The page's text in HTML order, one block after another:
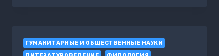
ГУМАНИТАРНЫЕ И ОБЩЕСТВЕННЫЕ НАУКИ